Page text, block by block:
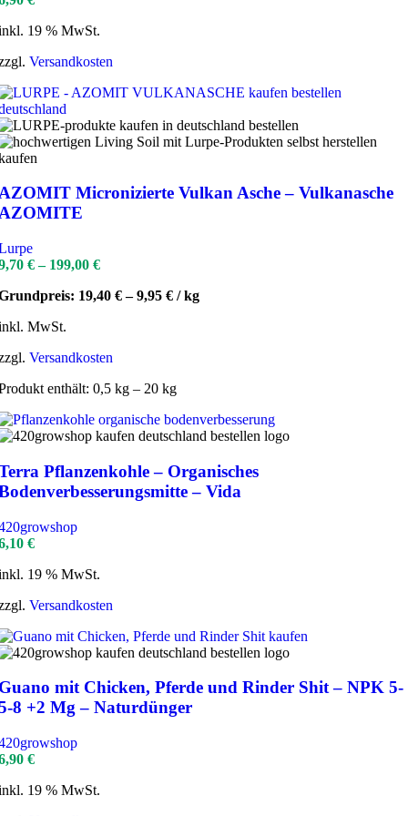
19 % MwSt.
Versandkosten
Micronizierte Vulkan Asche – Vulkanasche
€– 199,00 €
19,40 €–9,95 € /kg
MwSt.
Versandkosten
enthält: 0,5 kg – 20 kg
Pflanzenkohle – Organisches
– Vida
€
19 % MwSt.
Versandkosten
mit Chicken, Pferde und Rinder Shit – NPK 5-
8 +2 Mg – Naturdünger
€
19 % MwSt.